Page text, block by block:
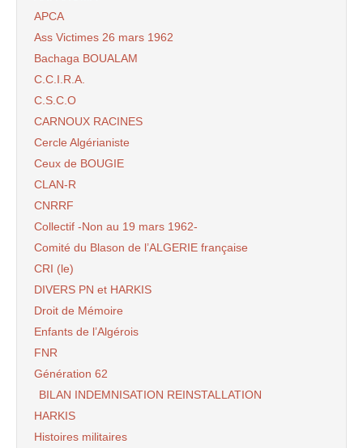
APCA
Ass Victimes 26 mars 1962
Bachaga BOUALAM
C.C.I.R.A.
C.S.C.O
CARNOUX RACINES
Cercle Algérianiste
Ceux de BOUGIE
CLAN-R
CNRRF
Collectif -Non au 19 mars 1962-
Comité du Blason de l’ALGERIE française
CRI (le)
DIVERS PN et HARKIS
Droit de Mémoire
Enfants de l’Algérois
FNR
Génération 62
BILAN INDEMNISATION REINSTALLATION
HARKIS
Histoires militaires